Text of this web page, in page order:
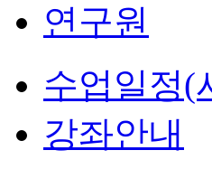
연구원
수업일정(
강좌안내